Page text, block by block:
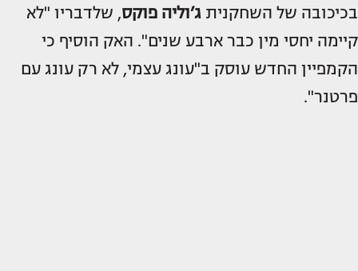
בכיכובה של השחקנית ג’וליה פוקס, שלדבריו "לא
קיימה יחסי מין כבר ארבע שנים". האק הוסיף כי
הקמפיין החדש עוסק ב"עונג עצמי, לא רק עונג עם
פרטנר".